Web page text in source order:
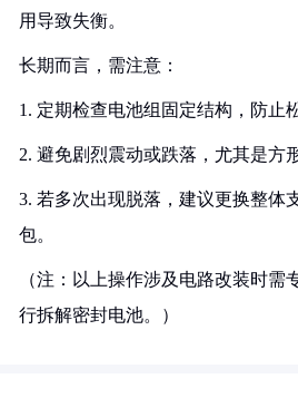
用导致失衡。
长期而言，需注意：
1. 定期检查电池组固定结构，防止
2. 避免剧烈震动或跌落，尤其是方
3. 若多次出现脱落，建议更换整体
包。
（注：以上操作涉及电路改装时需
行拆解密封电池。）